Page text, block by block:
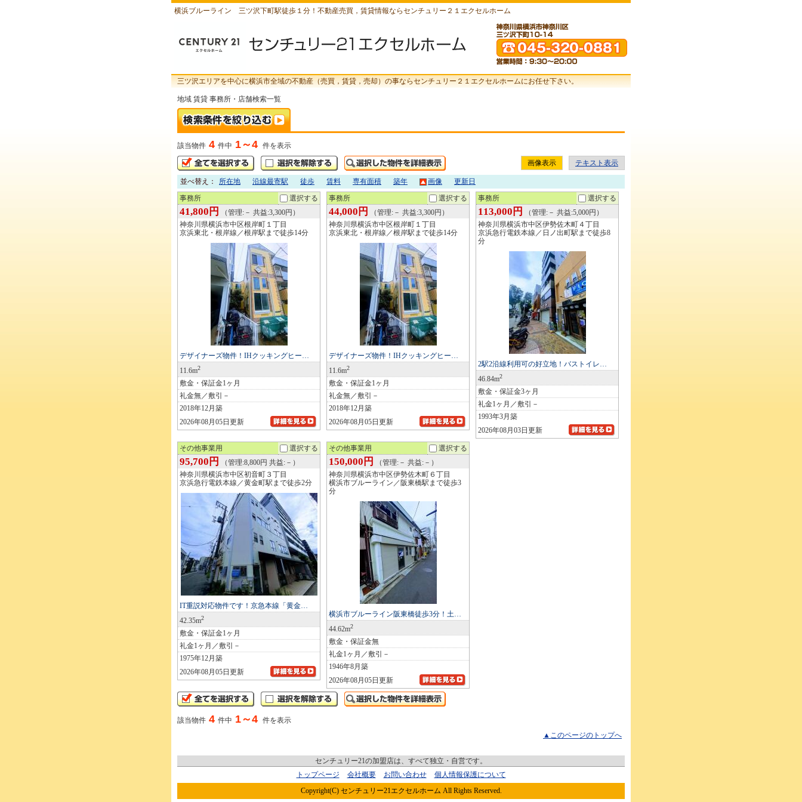
横浜ブルーライン 三ツ沢下町駅徒歩１分！不動産売買，賃貸情報ならセンチュリー２１エクセルホーム
三ツ沢エリアを中心に横浜市全域の不動産（売買，賃貸，売却）の事ならセンチュリー２１エクセルホームにお任せ下さい。
地域 賃貸 事務所・店舗検索一覧
該当物件 4 件中 1～4 件を表示
画像表示 テキスト表示
並べ替え： 所在地 沿線最寄駅 徒歩 賃料 専有面積 築年 画像 更新日
事務所 選択する
41,800円
（管理:－ 共益:3,300円）
神奈川県横浜市中区根岸町１丁目
京浜東北・根岸線／根岸駅まで徒歩14分
デザイナーズ物件！IHクッキングヒー…
11.6m2
敷金・保証金1ヶ月
礼金無／敷引－
2018年12月築
2026年08月05日更新
事務所 選択する
44,000円
（管理:－ 共益:3,300円）
神奈川県横浜市中区根岸町１丁目
京浜東北・根岸線／根岸駅まで徒歩14分
デザイナーズ物件！IHクッキングヒー…
11.6m2
敷金・保証金1ヶ月
礼金無／敷引－
2018年12月築
2026年08月05日更新
事務所 選択する
113,000円
（管理:－ 共益:5,000円）
神奈川県横浜市中区伊勢佐木町４丁目
京浜急行電鉄本線／日ノ出町駅まで徒歩8
分
2駅2沿線利用可の好立地！バストイレ…
46.84m2
敷金・保証金3ヶ月
礼金1ヶ月／敷引－
1993年3月築
2026年08月03日更新
その他事業用 選択する
95,700円
（管理:8,800円 共益:－）
神奈川県横浜市中区初音町３丁目
京浜急行電鉄本線／黄金町駅まで徒歩2分
IT重説対応物件です！京急本線「黄金…
42.35m2
敷金・保証金1ヶ月
礼金1ヶ月／敷引－
1975年12月築
2026年08月05日更新
その他事業用 選択する
150,000円
（管理:－ 共益:－）
神奈川県横浜市中区伊勢佐木町６丁目
横浜市ブルーライン／阪東橋駅まで徒歩3
分
横浜市ブルーライン阪東橋徒歩3分！土…
44.62m2
敷金・保証金無
礼金1ヶ月／敷引－
1946年8月築
2026年08月05日更新
該当物件 4 件中 1～4 件を表示
▲このページのトップへ
センチュリー21の加盟店は、すべて独立・自営です。
トップページ
会社概要 お問い合わせ
個人情報保護について
Copyright(C) センチュリー21エクセルホーム All Rights Reserved.